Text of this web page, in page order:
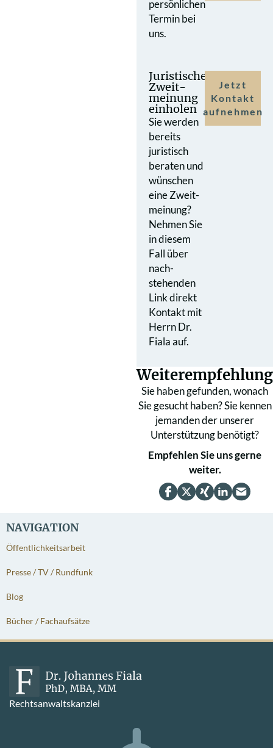
NAVIGATION
Öffentlichkeitsarbeit
Presse / TV / Rundfunk
Blog
Bücher / Fachaufsätze
persönlichen
Termin bei
uns.
Juristische
Zweit­
meinung
einholen
Sie werden
bereits
juristisch
beraten und
wünschen
eine Zweit­
meinung?
Nehmen Sie
in diesem
Fall über
nach­
stehenden
Link direkt
Kontakt mit
Herrn Dr.
Fiala auf.
Jetzt
Kontakt
aufnehmen
Weiterempfehlung
Sie haben gefunden, wonach
Sie gesucht haben? Sie kennen
jemanden der unserer
Unterstützung benötigt?
Empfehlen Sie uns gerne
weiter.
Rechtsanwaltskanzlei